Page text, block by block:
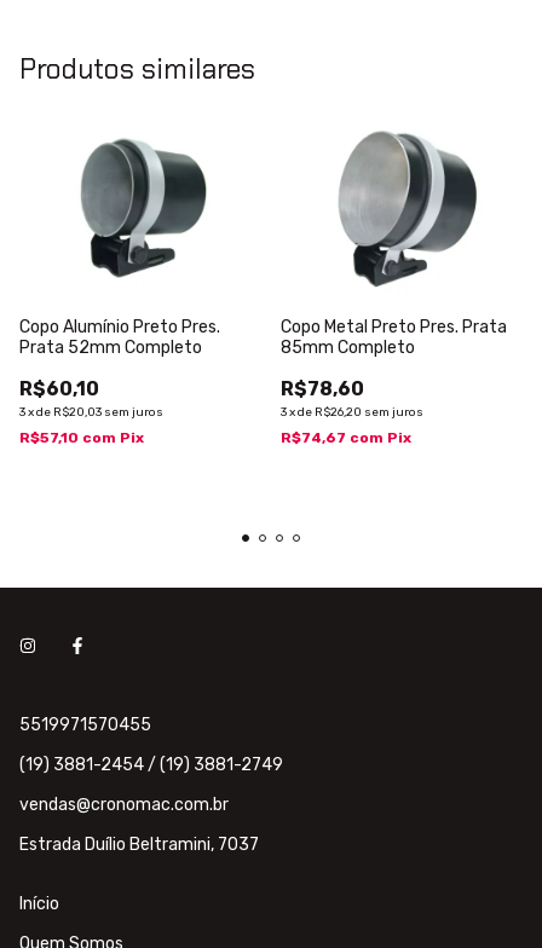
Produtos similares
Copo Alumínio Preto Pres.
Prata 52mm Completo
R$60,10
3xde R$20,03 sem juros
R$57,10 com Pix
Copo Metal Preto Pres. Prata
85mm Completo
R$78,60
3xde R$26,20 sem juros
R$74,67 com Pix
5519971570455
(19) 3881-2454 / (19) 3881-2749
vendas@cronomac.com.br
Estrada Duílio Beltramini, 7037
Início